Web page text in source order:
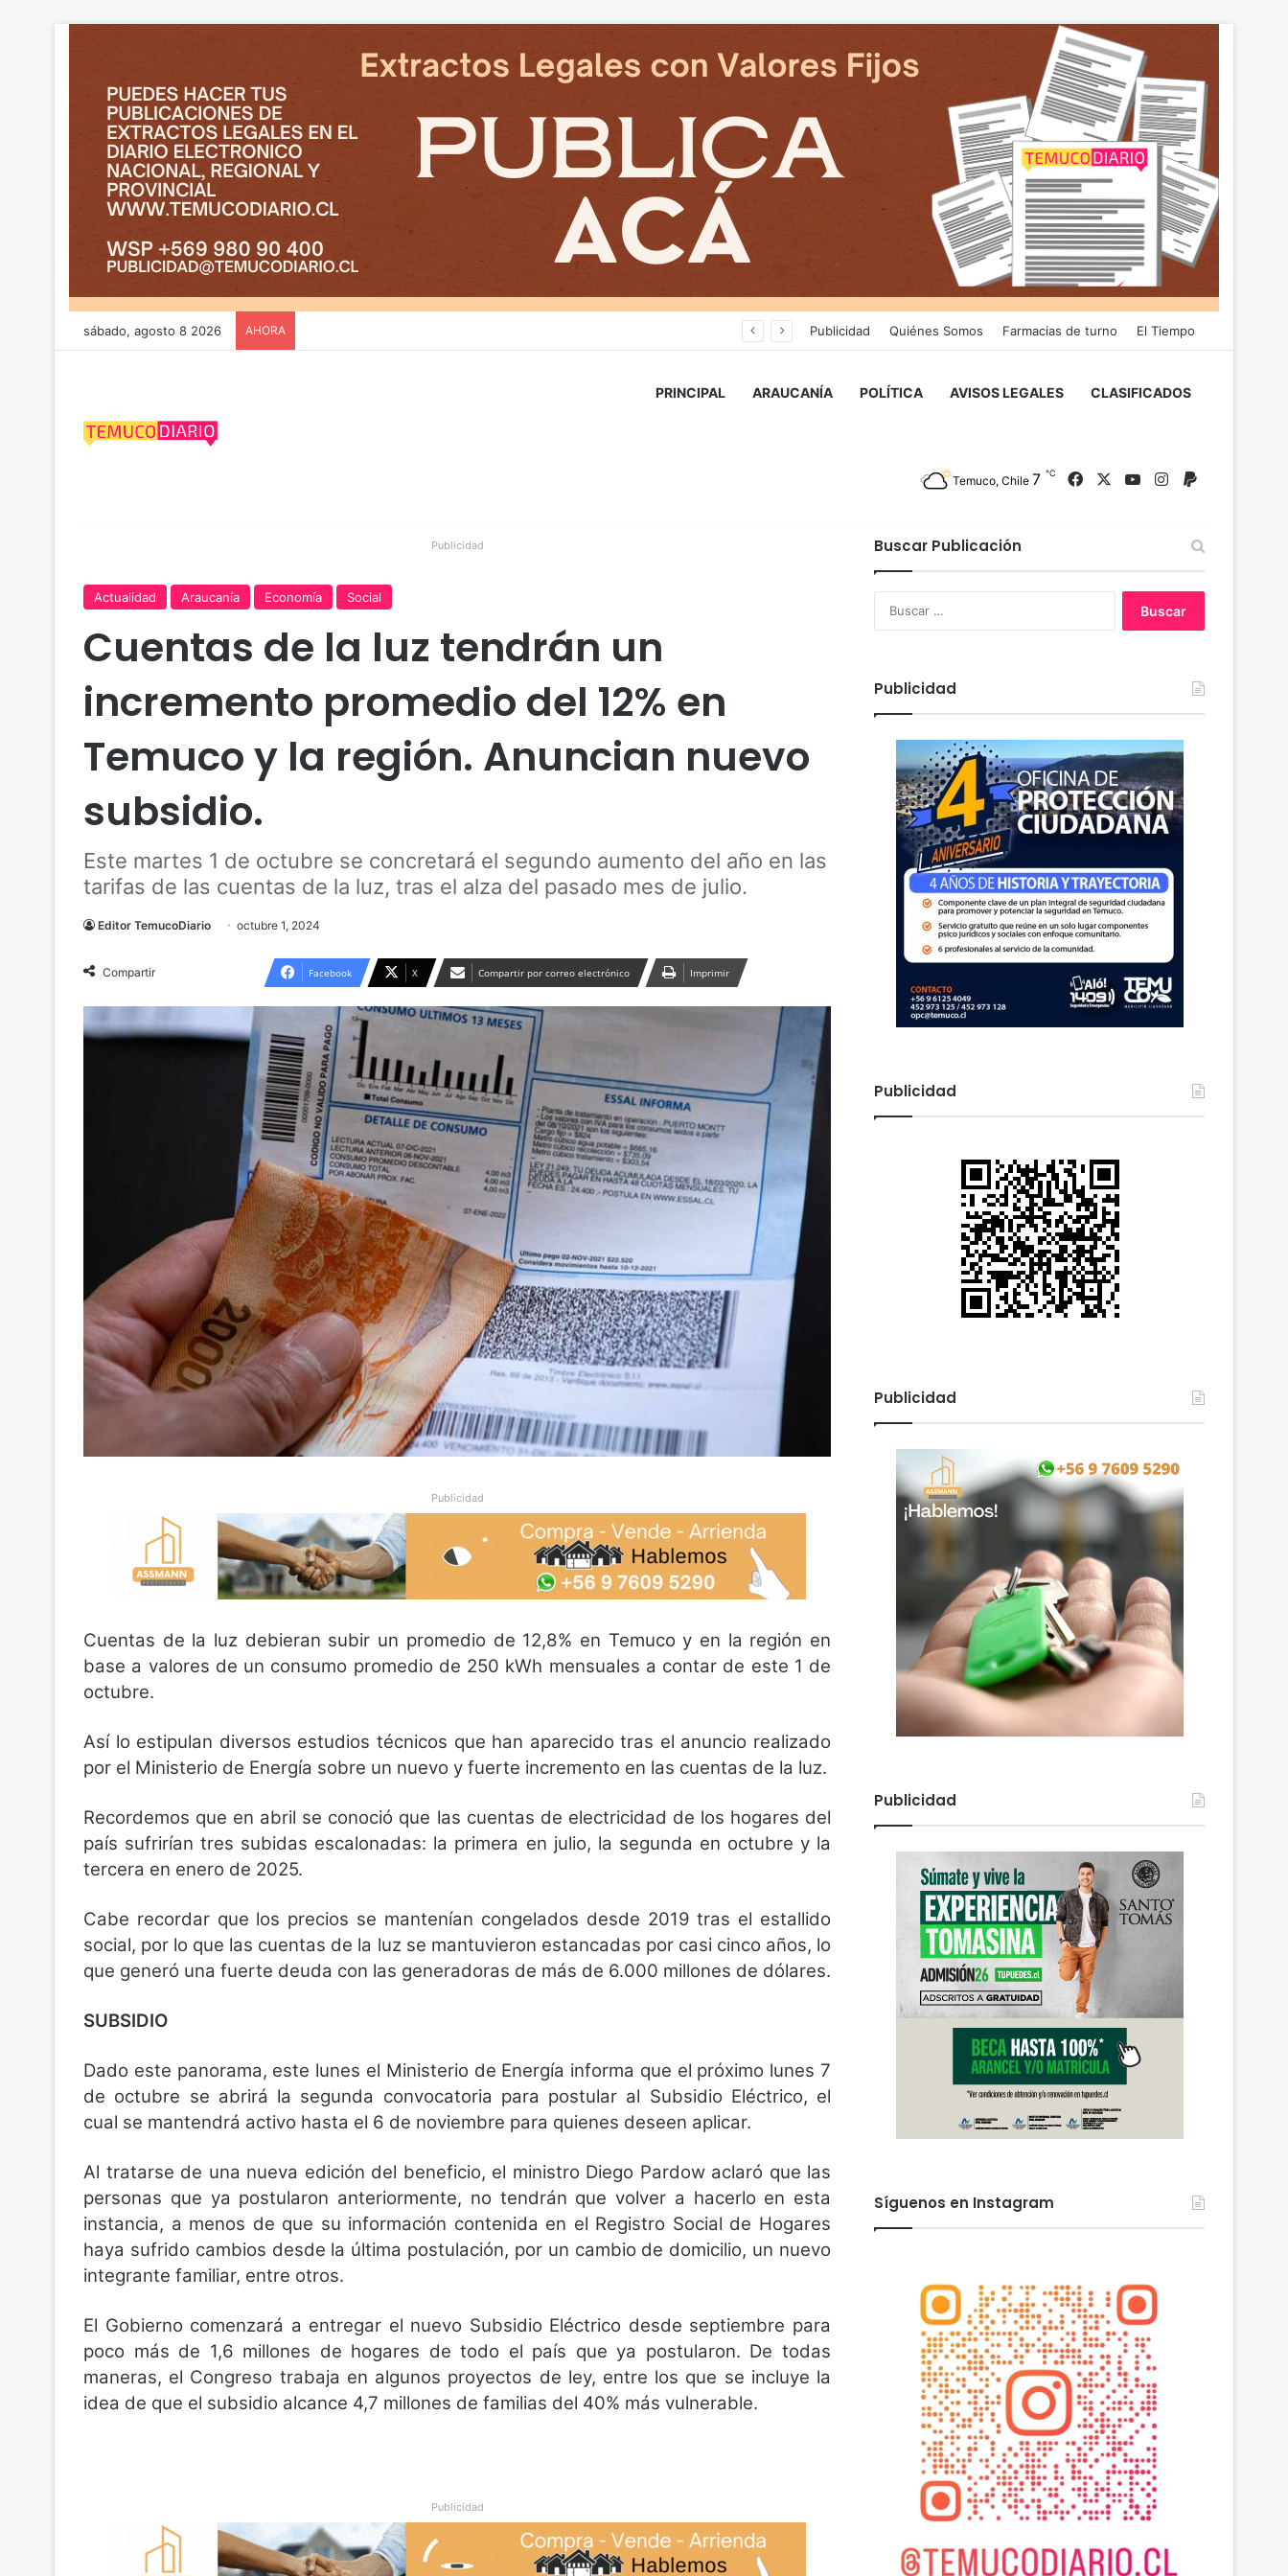
sábado, agosto 8 2026 AHORA Publicidad Quiénes Somos Farmacias de turno El Tiempo
PRINCIPAL ARAUCANÍA POLÍTICA AVISOS LEGALES CLASIFICADOS
Temuco, Chile 7 ℃ Facebook YouTubeInstagram
Publicidad
Actualidad Araucanía Economía Social
Cuentas de la luz tendrán un
incremento promedio del 12% en
Temuco y la región. Anuncian nuevo
subsidio.
Este martes 1 de octubre se concretará el segundo aumento del año en las
tarifas de las cuentas de la luz, tras el alza del pasado mes de julio.
Editor TemucoDiario octubre 1, 2024
Compartir Facebook X Compartir por correo electrónico Imprimir
Publicidad
Cuentas de la luz debieran subir un promedio de 12,8% en Temuco y en la región en
base a valores de un consumo promedio de 250 kWh mensuales a contar de este 1 de
octubre.
Así lo estipulan diversos estudios técnicos que han aparecido tras el anuncio realizado
por el Ministerio de Energía sobre un nuevo y fuerte incremento en las cuentas de la luz.
Recordemos que en abril se conoció que las cuentas de electricidad de los hogares del
país sufrirían tres subidas escalonadas: la primera en julio, la segunda en octubre y la
tercera en enero de 2025.
Cabe recordar que los precios se mantenían congelados desde 2019 tras el estallido
social, por lo que las cuentas de la luz se mantuvieron estancadas por casi cinco años, lo
que generó una fuerte deuda con las generadoras de más de 6.000 millones de dólares.
SUBSIDIO
Dado este panorama, este lunes el Ministerio de Energía informa que el próximo lunes 7
de octubre se abrirá la segunda convocatoria para postular al Subsidio Eléctrico, el
cual se mantendrá activo hasta el 6 de noviembre para quienes deseen aplicar.
Al tratarse de una nueva edición del beneficio, el ministro Diego Pardow aclaró que las
personas que ya postularon anteriormente, no tendrán que volver a hacerlo en esta
instancia, a menos de que su información contenida en el Registro Social de Hogares
haya sufrido cambios desde la última postulación, por un cambio de domicilio, un nuevo
integrante familiar, entre otros.
El Gobierno comenzará a entregar el nuevo Subsidio Eléctrico desde septiembre para
poco más de 1,6 millones de hogares de todo el país que ya postularon. De todas
maneras, el Congreso trabaja en algunos proyectos de ley, entre los que se incluye la
idea de que el subsidio alcance 4,7 millones de familias del 40% más vulnerable.
Publicidad
Buscar Publicación
Publicidad
Publicidad
Publicidad
Publicidad
Síguenos en Instagram